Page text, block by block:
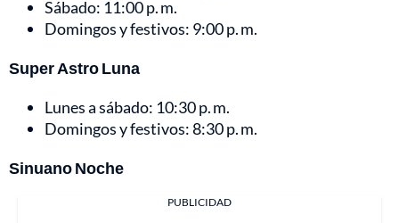
Sábado: 11:00 p. m.
Domingos y festivos: 9:00 p. m.
Super Astro Luna
Lunes a sábado: 10:30 p. m.
Domingos y festivos: 8:30 p. m.
Sinuano Noche
PUBLICIDAD